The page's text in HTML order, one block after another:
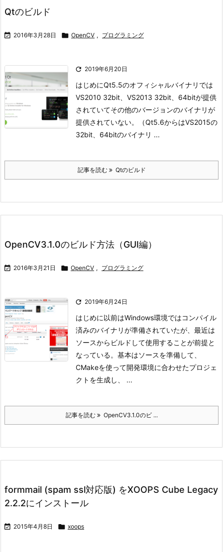
Qtのビルド
 2016年3月28日  OpenCV , プログラミング
 2019年6月20日
はじめにQt5.5のオフィシャルバイナリでは
VS2010 32bit、VS2013 32bit、64bitが提供
されていてその他のバージョンのバイナリが
提供されていない。（Qt5.6からはVS2015の
32bit、64bitのバイナリ ...
記事を読む Qtのビルド
OpenCV3.1.0のビルド方法（GUI編）
 2016年3月21日  OpenCV , プログラミング
 2019年6月24日
はじめに以前はWindows環境ではコンパイル
済みのバイナリが準備されていたが、最近は
ソースからビルドして使用することが前提と
なっている。 基本はソースを準備して、
CMakeを使って開発環境に合わせたプロジェ
クトを生成し、 ...
記事を読む OpenCV3.1.0のビ ...
formmail (spam ssl対応版) をXOOPS Cube Legacy
2.2.2にインストール
 2015年4月8日  xoops